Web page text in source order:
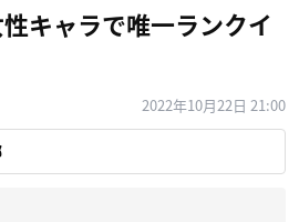
キャラで唯一ランクイ
2022年10月22日 21:00